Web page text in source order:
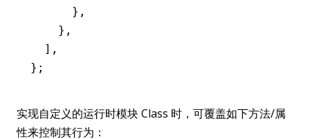
      }
,
    }
,
  ]
,
};
实现自定义的运行时模块 Class 时，可覆盖如下方法/属
性来控制其行为：